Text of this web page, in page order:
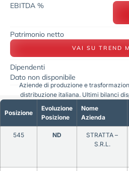
EBITDA %
Patrimonio netto
VAI SU TREND
Dipendenti
Dato non disponibile
Posizione
Evoluzione
Posizione
Nome
Azienda
545 ND
STRATTA –
S.R.L.
Aziende di produzione e
distribuzione italiana. Ultimi bilanci